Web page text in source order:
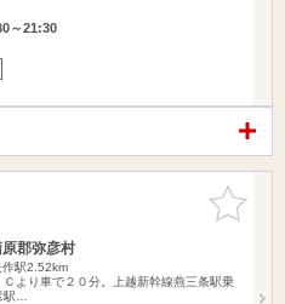
～21:30
お気に入
りに追加
郡弥彦村
作駅2.52km
Ｃより車で２０分。上越新幹線燕三条駅乗
駅…